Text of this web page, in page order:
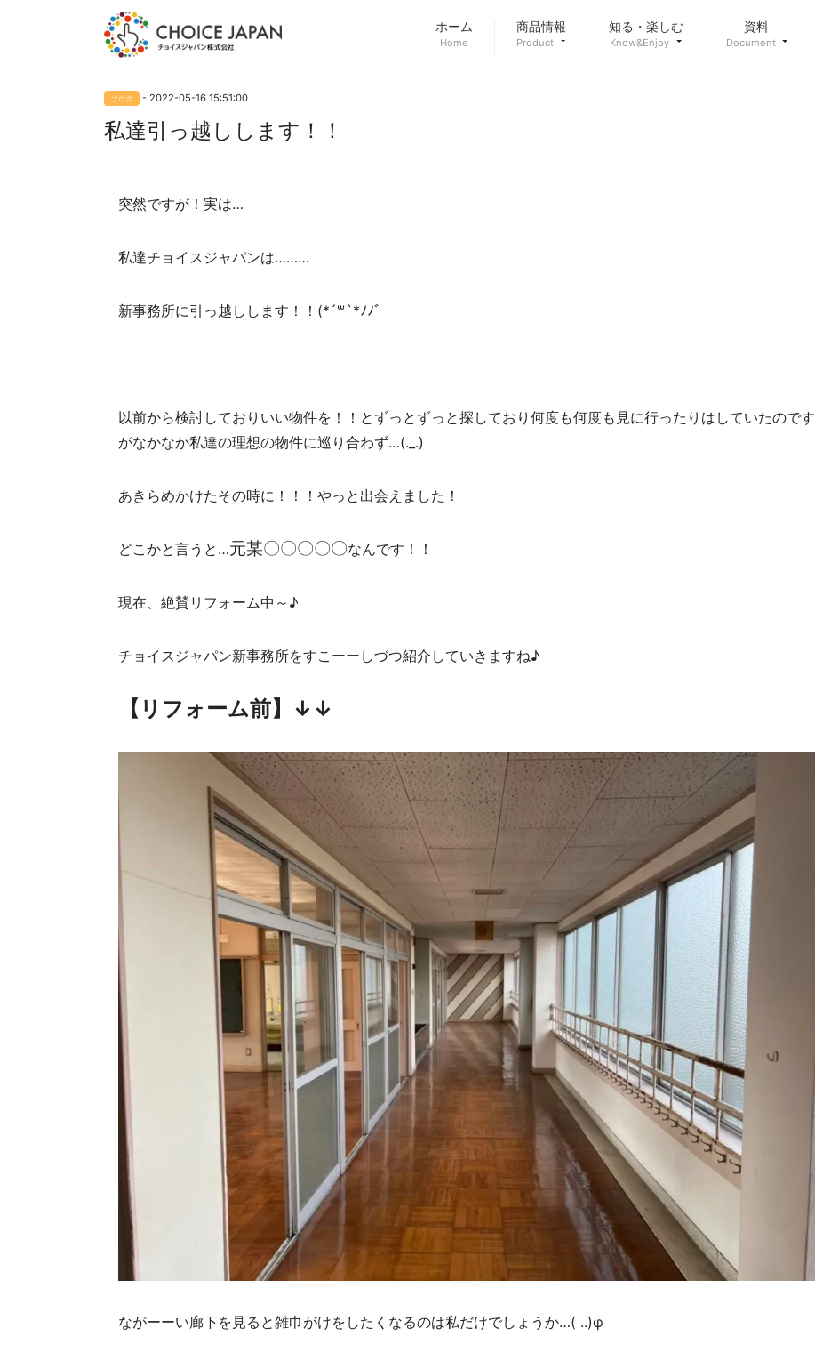
ホーム
Home
商品情報
Product
知る・楽しむ
Know&Enjoy
資料
Document
ブログ - 2022-05-16 15:51:00
私達引っ越しします！！
突然ですが！実は…
私達チョイスジャパンは………
新事務所に引っ越しします！！(*´꒳`*ﾉﾉﾞ
以前から検討しておりいい物件を！！とずっとずっと探しており何度も何度も見に行ったりはしていたのです
がなかなか私達の理想の物件に巡り合わず…(._.)
あきらめかけたその時に！！！やっと出会えました！
どこかと言うと…元某〇〇〇〇〇なんです！！
現在、絶賛リフォーム中～♪
チョイスジャパン新事務所をすこーーしづつ紹介していきますね♪
【リフォーム前】↓↓
ながーーい廊下を見ると雑巾がけをしたくなるのは私だけでしょうか…( ..)φ